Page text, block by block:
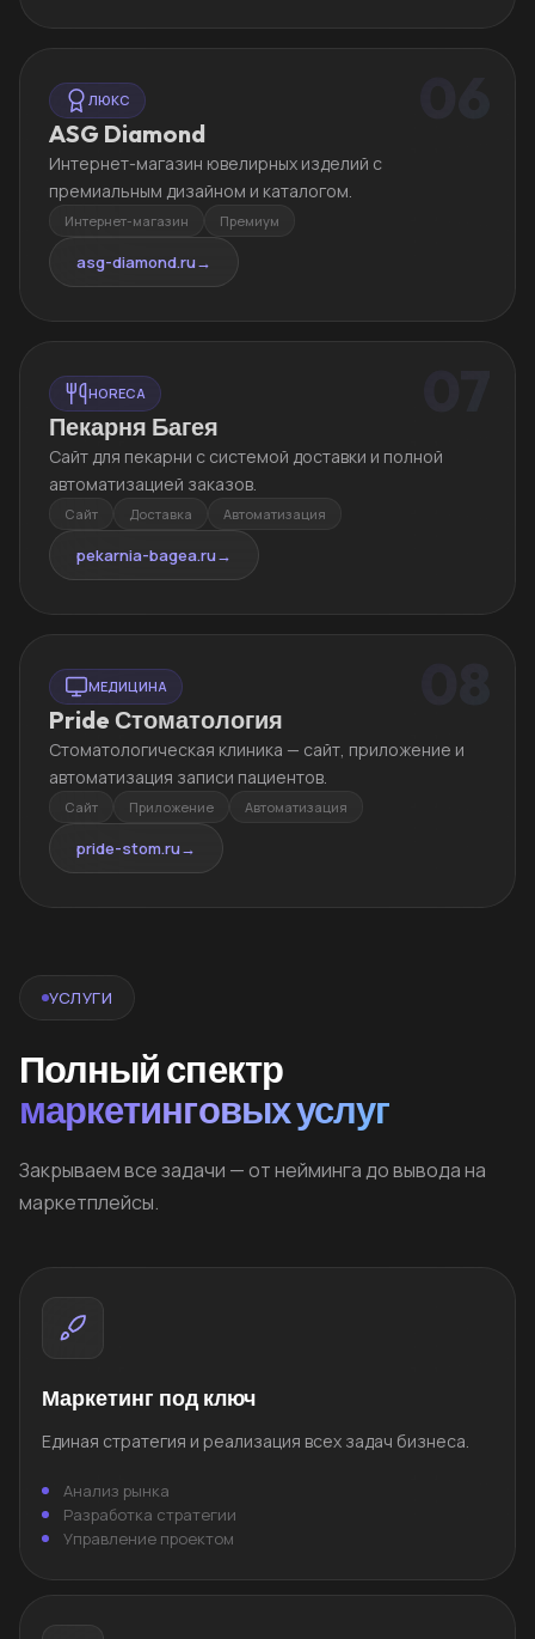
ЛЮКС
ASG Diamond
Интернет-магазин ювелирных изделий с
премиальным дизайном и каталогом.
Интернет-магазин Премиум
asg-diamond.ru→
HORECA
Пекарня Багея
Сайт для пекарни с системой доставки и полной
автоматизацией заказов.
Сайт Доставка Автоматизация
pekarnia-bagea.ru→
МЕДИЦИНА
Pride Стоматология
Стоматологическая клиника — сайт, приложение и
автоматизация записи пациентов.
Сайт Приложение Автоматизация
pride-stom.ru→
УСЛУГИ
Полный спектр
маркетинговых услуг
Закрываем все задачи — от нейминга до вывода на
маркетплейсы.
Маркетинг под ключ
Единая стратегия и реализация всех задач бизнеса.
Анализ рынка
Разработка стратегии
Управление проектом